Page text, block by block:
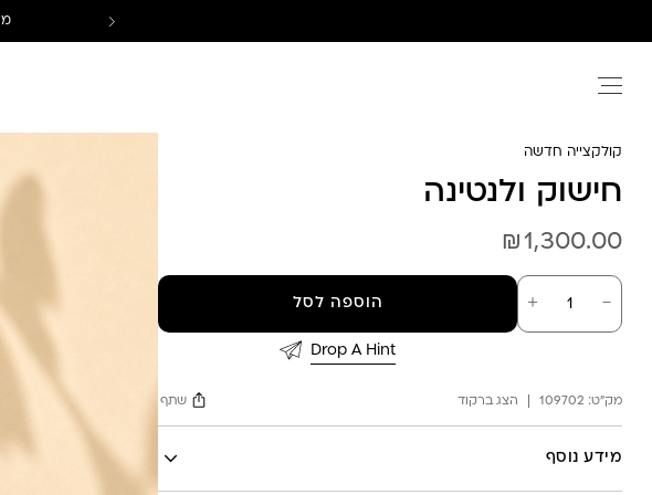
קולקצייה חדשה
חישוק ולנטינה
₪1,300.00
－
כמות
של
חישוק
＋ הוספה לסל
Drop A Hint
מק"ט: 109702 הצג ברקוד שתף
מידע נוסף